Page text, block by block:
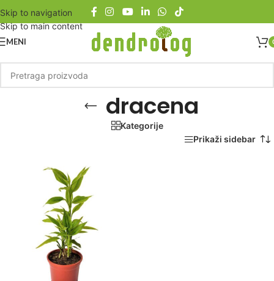
Skip to navigation
Skip to main content
MENI
dracena
Kategorije
Prikaži sidebar